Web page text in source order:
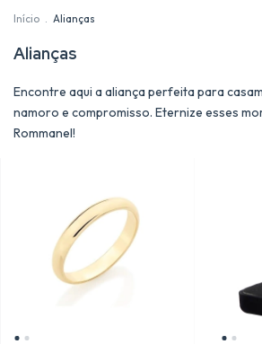
Início . Alianças
Alianças
Encontre aqui a aliança perfeita para
namoro e compromisso. Eternize esses
Rommanel!